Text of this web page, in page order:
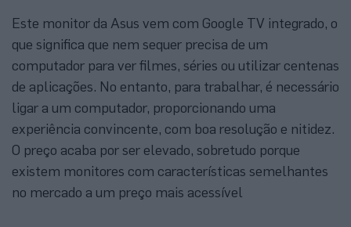
Este monitor da Asus vem com Google TV integrado, o
que significa que nem sequer precisa de um
computador para ver filmes, séries ou utilizar centenas
de aplicações. No entanto, para trabalhar, é necessário
ligar a um computador, proporcionando uma
experiência convincente, com boa resolução e nitidez.
O preço acaba por ser elevado, sobretudo porque
existem monitores com características semelhantes
no mercado a um preço mais acessível